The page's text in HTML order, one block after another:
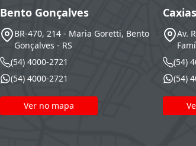
Bento Gonçalves
BR-470, 214 - Maria Goretti, Bento
Gonçalves - RS
(54) 4000-2721
(54) 4000-2721
Ver no mapa
Caxias
Av.
(54)
(54)